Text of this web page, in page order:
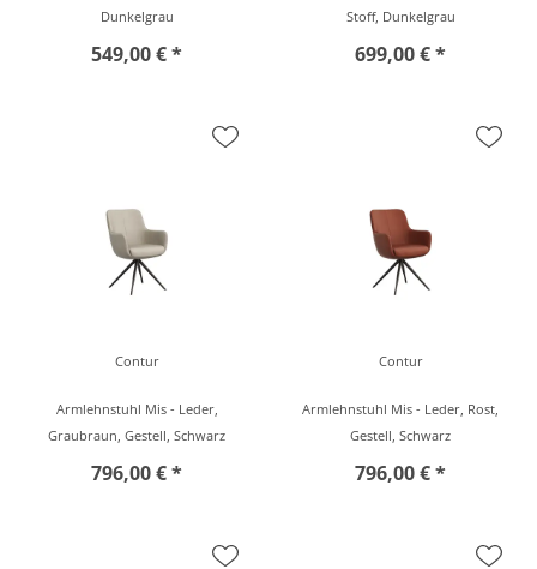
Dunkelgrau
549,00 € *
Stoff, Dunkelgrau
699,00 € *
Contur
Armlehnstuhl Mis - Leder,
Graubraun, Gestell, Schwarz
796,00 € *
Contur
Armlehnstuhl Mis - Leder, Rost,
Gestell, Schwarz
796,00 € *